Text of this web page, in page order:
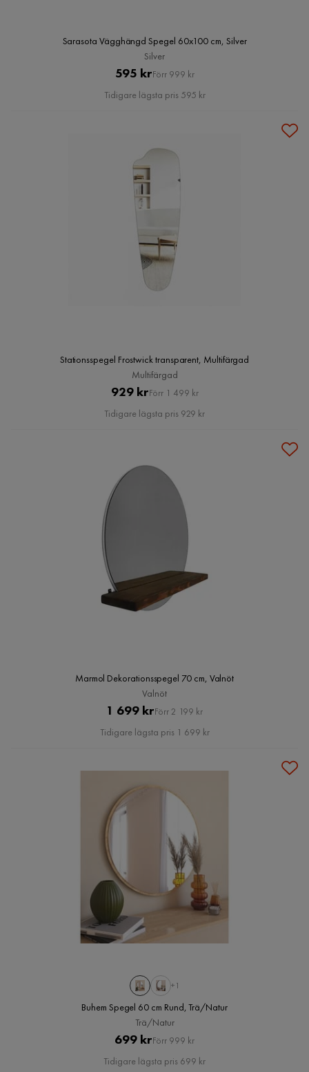
Sarasota Vägghängd Spegel 60x100 cm, Silver
Silver
Pris
595 krOriginal
Pris
Förr 999 kr
Tidigare lägsta pris 595 kr
Stationsspegel Frostwick transparent, Multifärgad
Multifärgad
Pris
929 kr Original
Pris
Förr 1 499 kr
Tidigare lägsta pris 929 kr
Marmol Dekorationsspegel 70 cm, Valnöt
Valnöt
Pris
1 699 krOriginal
Pris
Förr 2 199 kr
Tidigare lägsta pris 1 699 kr
+1
Buhem Spegel 60 cm Rund, Trä/Natur
Trä/Natur
Pris
699 krOriginal
Pris
Förr 999 kr
Tidigare lägsta pris 699 kr